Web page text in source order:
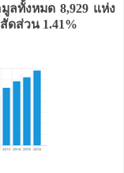
ลทั้งหมด 8,929 แห่ง
ดส่วน 1.41%